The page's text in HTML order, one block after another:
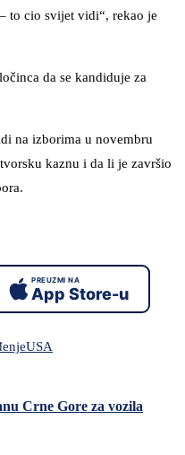
to cio svijet vidi“, rekao je
da se kandiduje za
na izborima u novembru
kaznu i da li je završio
PREUZMI NA
App Store-u
USA
Crne Gore za vozila